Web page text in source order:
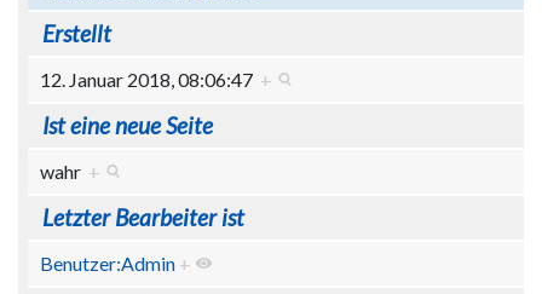
Erstellt
12. Januar 2018, 08:06:47 +
Ist eine neue Seite
wahr +
Letzter Bearbeiter ist
Benutzer:Admin +